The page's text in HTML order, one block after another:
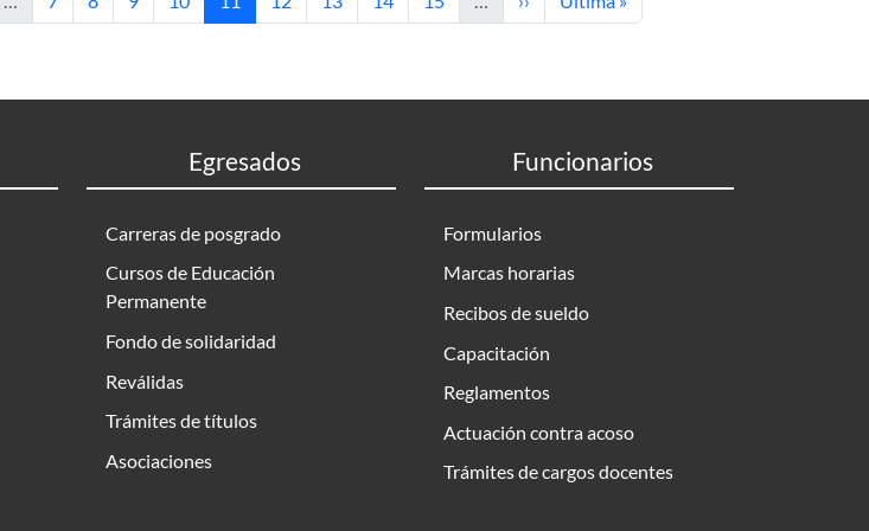
Egresados
Carreras de posgrado
Cursos de Educación
Permanente
Fondo de solidaridad
Reválidas
Trámites de títulos
Asociaciones
Funcionarios
Formularios
Marcas horarias
Recibos de sueldo
Capacitación
Reglamentos
Actuación contra acoso
Trámites de cargos docentes